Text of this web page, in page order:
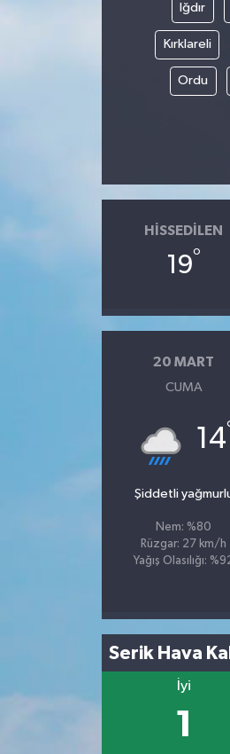
Iğdır
Kırklareli
Ordu
HISSEDILEN
19°
20 MART
CUMA
14
Şiddetli
Nem: %80
Rüzgar: 27 km/h
Yağış Olasılığı:
Serik Hava
İyi
1